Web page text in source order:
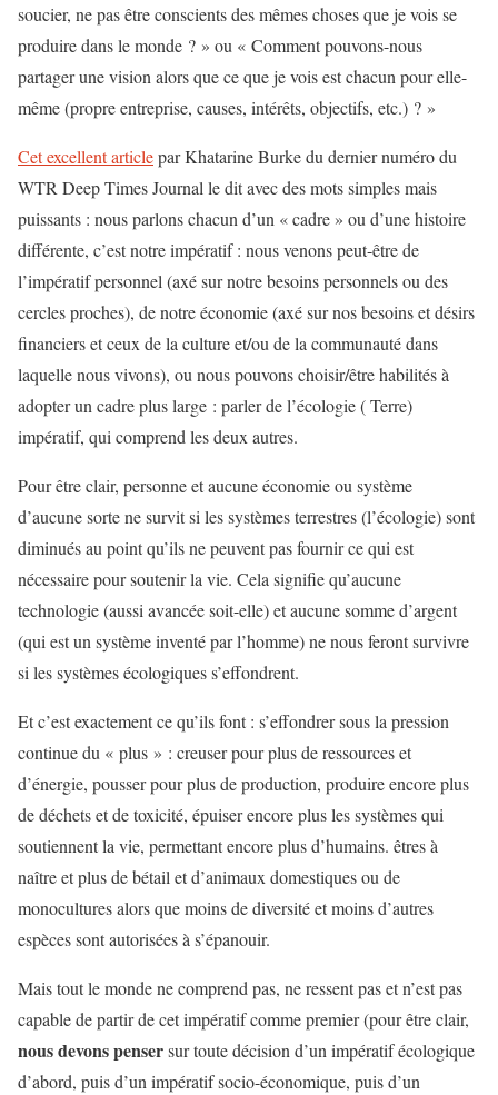
soucier, ne pas être conscients des mêmes choses que je vois se
produire dans le monde ? » ou « Comment pouvons-nous
partager une vision alors que ce que je vois est chacun pour elle-
même (propre entreprise, causes, intérêts, objectifs, etc.) ? »
Cet excellent articlepar Khatarine Burke du dernier numéro du
WTR Deep Times Journal le dit avec des mots simples mais
puissants : nous parlons chacun d’un « cadre » ou d’une histoire
différente, c’est notre impératif : nous venons peut-être de
l’impératif personnel (axé sur notre besoins personnels ou des
cercles proches), de notre économie (axé sur nos besoins et désirs
financiers et ceux de la culture et/ou de la communauté dans
laquelle nous vivons), ou nous pouvons choisir/être habilités à
adopter un cadre plus large : parler de l’écologie ( Terre)
impératif, qui comprend les deux autres.
Pour être clair, personne et aucune économie ou système
d’aucune sorte ne survit si les systèmes terrestres (l’écologie) sont
diminués au point qu’ils ne peuvent pas fournir ce qui est
nécessaire pour soutenir la vie. Cela signifie qu’aucune
technologie (aussi avancée soit-elle) et aucune somme d’argent
(qui est un système inventé par l’homme) ne nous feront survivre
si les systèmes écologiques s’effondrent.
Et c’est exactement ce qu’ils font : s’effondrer sous la pression
continue du « plus » : creuser pour plus de ressources et
d’énergie, pousser pour plus de production, produire encore plus
de déchets et de toxicité, épuiser encore plus les systèmes qui
soutiennent la vie, permettant encore plus d’humains. êtres à
naître et plus de bétail et d’animaux domestiques ou de
monocultures alors que moins de diversité et moins d’autres
espèces sont autorisées à s’épanouir.
Mais tout le monde ne comprend pas, ne ressent pas et n’est pas
capable de partir de cet impératif comme premier (pour être clair,
nous devons pensersur toute décision d’un impératif écologique
d’abord, puis d’un impératif socio-économique, puis d’un